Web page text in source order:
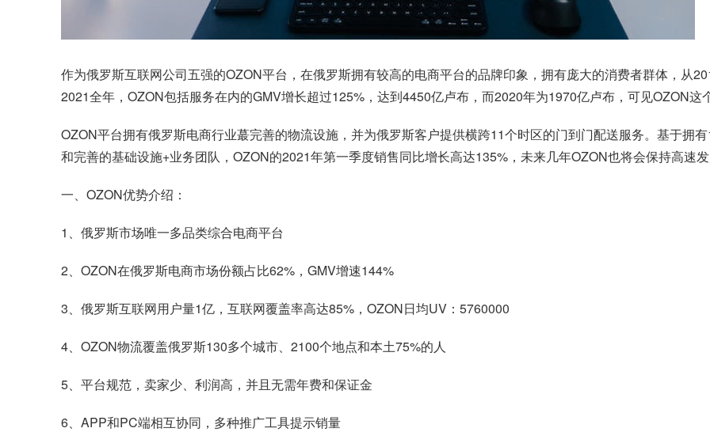
作为俄罗斯互联网公司五强的OZON平台，在俄罗斯拥有较高的电商平台的品牌印象，拥有庞大的消费者群体，从
2021全年，OZON包括服务在内的GMV增长超过125%，达到4450亿卢布，而2020年为1970亿卢布，可见OZON这
OZON平台拥有俄罗斯电商行业蕞完善的物流设施，并为俄罗斯客户提供横跨11个时区的门到门配送服务。基于拥
和完善的基础设施+业务团队，OZON的2021年第一季度销售同比增长高达135%，未来几年OZON也将会保持高速
一、OZON优势介绍：
1、俄罗斯市场唯一多品类综合电商平台
2、OZON在俄罗斯电商市场份额占比62%，GMV增速144%
3、俄罗斯互联网用户量1亿，互联网覆盖率高达85%，OZON日均UV：5760000
4、OZON物流覆盖俄罗斯130多个城市、2100个地点和本土75%的人
5、平台规范，卖家少、利润高，并且无需年费和保证金
6、APP和PC端相互协同，多种推广工具提示销量